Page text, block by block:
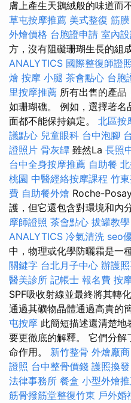
膚上產生天鵝絨般的味道而
草屯按摩推薦 美式整復 筋膜
外燴價格 台胞證申請 室內
方，沒有阻礙珊瑚生長的組
ANALYTICS 國際整復師證
燴 按摩 小腿 茶會點心 台胞
里按摩推薦 所有出售的產品
如珊瑚礁。 例如，選擇著
面都不能保持鎮定。 北區按
議點心 兒童眼科 台中泡腳
證照片 骨灰罈 雖然La 長照
台中全身按摩推薦 自助餐
桃園 中醫經絡按摩課程 竹
費 自助餐外燴 Roche-
護，但它還包含對環境和內
摩師證照 茶會點心 拔罐教學
ANALYTICS 冷氣清洗 seo
中，物理或化學防曬霜是一
關鍵字 台北月子中心 辦護
醫美診所 記帳士 報名費 按
SPF吸收射線並最終將其轉
通過其礦物晶體通過高貴的
屯按摩 此簡短描述還清楚地
要更徹底的解釋。 它們分
命作用。 新竹整骨 外燴廠商
證照 台中整骨價錢 護照換發
法律事務所 餐盒 小型外燴
筋骨撥筋堂整復竹東 戶外婚